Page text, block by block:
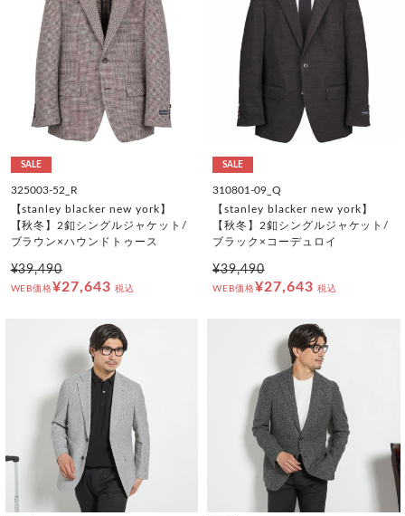
SALE
325003-52_R
【stanley blacker new york】
【秋冬】2釦シングルジャケット/
ブラウン×ハウンドトゥース
¥39,490
WEB価格¥27,643 税込
SALE
310801-09_Q
【stanley blacker new york】
【秋冬】2釦シングルジャケット/
ブラック×コーデュロイ
¥39,490
WEB価格¥27,643 税込